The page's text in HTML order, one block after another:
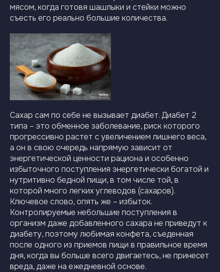
мясом, когда готовя шашлыки и стейки можно
съесть его реально большие количества.
Сахар сам по себе не вызывает диабет. Диабет 2
типа – это обменное заболевание, риск которого
прогрессивно растет с увеличением лишнего веса,
а он в свою очередь напрямую зависит от
энергетической ценности рациона и особенно
избыточного поступления энергетически богатой и
нутритивно бедной пищи, в том числе той, в
которой много легких углеводов (сахаров).
Ключевое слово, опять же – избыток.
Контролируемые небольшие поступления в
организм даже добавленного сахара не приведут к
диабету, поэтому любимая конфета, съеденная
после одного из приемов пищи в правильное время
дня, когда вы больше всего двигаетесь, не принесет
вреда, даже на ежедневной основе.